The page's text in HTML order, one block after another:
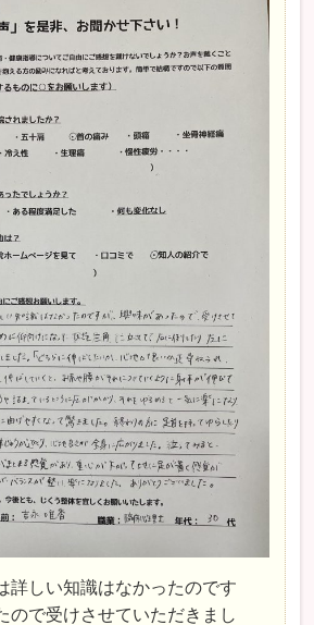
詳しい知識はなかったのです
ので受けさせていただきまし